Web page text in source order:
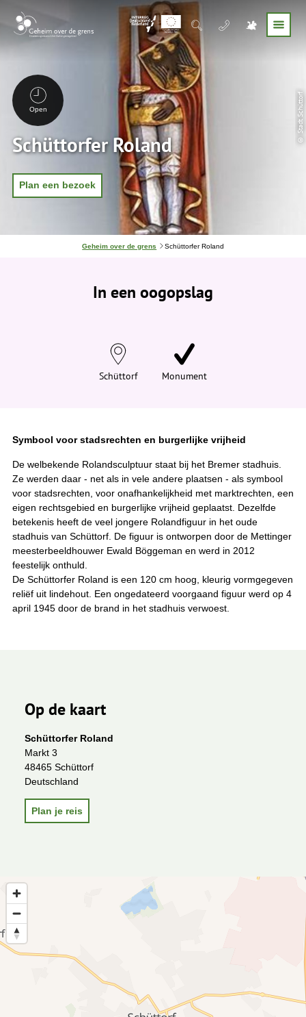
© Stadt Schüttorf
Open
Schüttorfer Roland
Plan een bezoek
J
Geheim over de grens Schüttorfer Roland
In een oogopslag
Schüttorf Monument
Symbool voor stadsrechten en burgerlijke vrijheid
De welbekende Rolandsculptuur staat bij het Bremer stadhuis.
Ze werden daar - net als in vele andere plaatsen - als symbool
voor stadsrechten, voor onafhankelijkheid met marktrechten, een
eigen rechtsgebied en burgerlijke vrijheid geplaatst. Dezelfde
betekenis heeft de veel jongere Rolandfiguur in het oude
stadhuis van Schüttorf. De figuur is ontworpen door de Mettinger
meesterbeeldhouwer Ewald Böggeman en werd in 2012
feestelijk onthuld.
De Schüttorfer Roland is een 120 cm hoog, kleurig vormgegeven
reliëf uit lindehout. Een ongedateerd voorgaand figuur werd op 4
april 1945 door de brand in het stadhuis verwoest.
Op de kaart
Schüttorfer Roland
Markt 3
48465 Schüttorf
Deutschland
Plan je reis